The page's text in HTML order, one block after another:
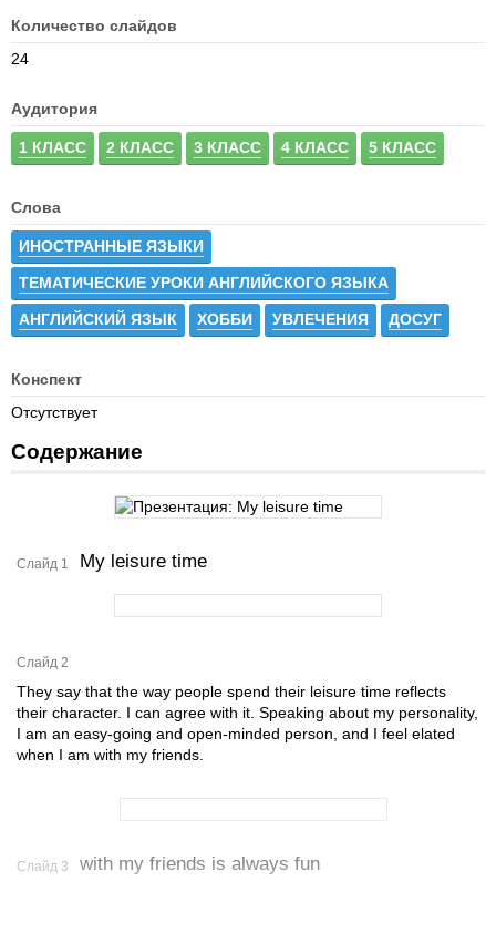
Количество слайдов
24
Аудитория
1 КЛАСС 2 КЛАСС 3 КЛАСС 4 КЛАСС 5 КЛАСС
Слова
ИНОСТРАННЫЕ ЯЗЫКИ
ТЕМАТИЧЕСКИЕ УРОКИ АНГЛИЙСКОГО ЯЗЫКА
АНГЛИЙСКИЙ ЯЗЫК ХОББИ УВЛЕЧЕНИЯ ДОСУГ
Конспект
Отсутствует
Содержание
Слайд 1 My leisure time
Слайд 2
They say that the way people spend their leisure time reflects
their character. I can agree with it. Speaking about my personality,
I am an easy-going and open-minded person, and I feel elated
when I am with my friends.
Слайд 3 with my friends is always fun